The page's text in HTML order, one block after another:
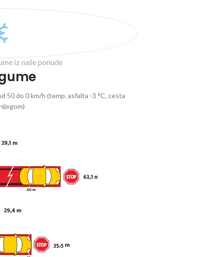
iz naše ponude
50 do 0 km/h (temp. asfalta -3 °C, cesta